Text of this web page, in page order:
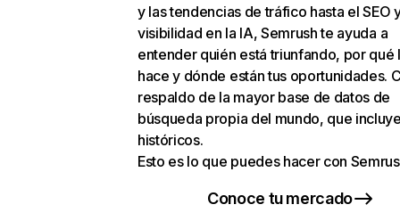
y las tendencias de tráfico hasta el SEO
visibilidad en la IA, Semrush te ayuda a
entender quién está triunfando, por qué
hace y dónde están tus oportunidades.
respaldo de la mayor base de datos de
búsqueda propia del mundo, que
históricos.
Esto es lo que puedes hacer con
Conoce tu mercado